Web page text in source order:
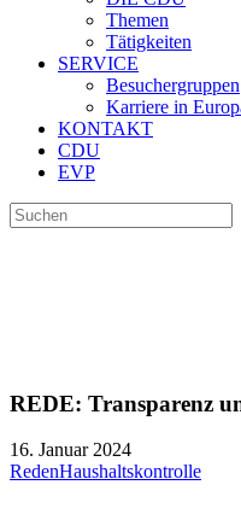
Themen
Tätigkeiten
SERVICE
Besuchergruppen
Karriere in
KONTAKT
CDU
EVP
REDE: Transparenz
16. Januar 2024
RedenHaushaltskontrolle